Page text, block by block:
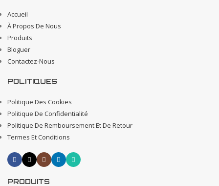
Accueil
À Propos De Nous
Produits
Bloguer
Contactez-Nous
POLITIQUES
Politique Des Cookies
Politique De Confidentialité
Politique De Remboursement Et De Retour
Termes Et Conditions
PRODUITS